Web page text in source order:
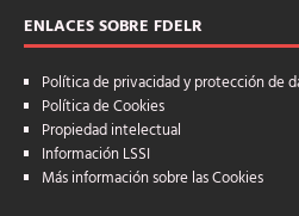
ENLACES SOBRE FDELR
Política de privacidad y protección de
Política de Cookies
Propiedad intelectual
Información LSSI
Más información sobre las Cookies